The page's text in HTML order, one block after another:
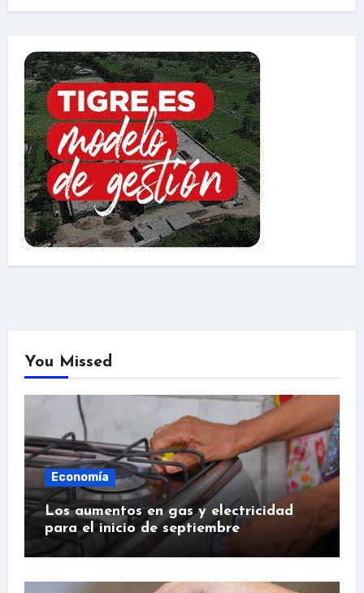
You Missed
Economía
Los aumentos en gas y electricidad
para el inicio de septiembre